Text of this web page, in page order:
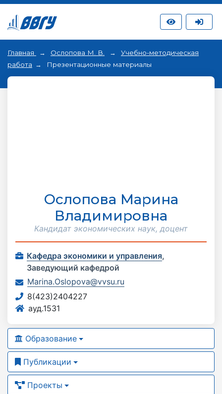
Главная Ослопова М. В.
Учебно-методическая
работа
Презентационные материалы
Ослопова Марина
Владимировна
Кандидат экономических наук, доцент
Кафедра экономики и управления,
Заведующий кафедрой
Marina.Oslopova@vvsu.ru
8(423)2404227
ауд.1531
Образование
Публикации
Проекты